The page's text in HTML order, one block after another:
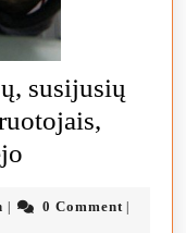
susijusių
avarijų,
auto_admin
| 0 Comment |